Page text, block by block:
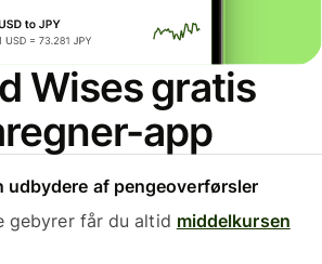
Wises gratis
app
udbydere af pengeoverførsler
gebyrer får du altid middelkursen